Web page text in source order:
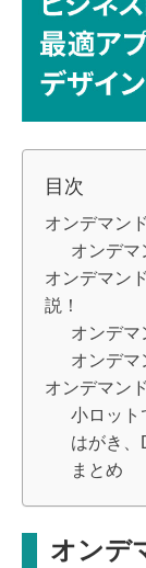
目次
オンデマン
オンデマ
オンデマン
説！
オンデマ
オンデマ
オンデマン
小ロット
はがき、
まとめ
オンデ